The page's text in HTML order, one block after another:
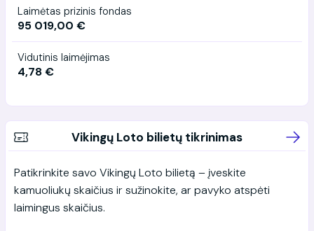
Laimėtas prizinis fondas
95 019,00 €
Vidutinis laimėjimas
4,78 €
Vikingų Loto bilietų tikrinimas
Patikrinkite savo Vikingų Loto bilietą – įveskite
kamuoliukų skaičius ir sužinokite, ar pavyko atspėti
laimingus skaičius.